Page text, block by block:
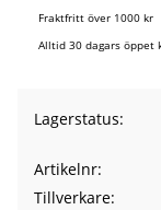
Fraktfritt över 1000 kr
Alltid 30 dagars öppet
Lagerstatus
Artikelnr
Tillverkare